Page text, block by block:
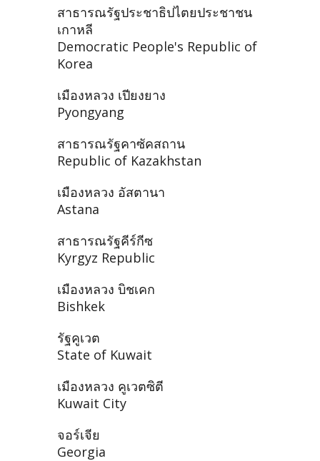
สาธารณรัฐประชาธิปไตยประชาชน
เกาหลี
Democratic People's Republic of
Korea
เมืองหลวง เปียงยาง
Pyongyang
สาธารณรัฐคาซัคสถาน
Republic of Kazakhstan
เมืองหลวง อัสตานา
Astana
สาธารณรัฐคีร์กีซ
Kyrgyz Republic
เมืองหลวง บิชเคก
Bishkek
รัฐคูเวต
State of Kuwait
เมืองหลวง คูเวตซิตี
Kuwait City
จอร์เจีย
Georgia